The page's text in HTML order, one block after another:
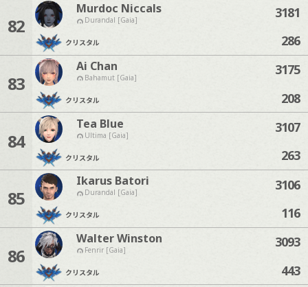
82
Murdoc Niccals
Durandal [Gaia]
クリスタル
3181
286
83
Ai Chan
Bahamut [Gaia]
クリスタル
3175
208
84
Tea Blue
Ultima [Gaia]
クリスタル
3107
263
85
Ikarus Batori
Durandal [Gaia]
クリスタル
3106
116
86
Walter Winston
Fenrir [Gaia]
クリスタル
3093
443